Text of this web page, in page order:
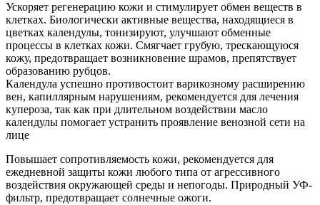
Ускоряет регенерацию кожи и стимулирует обмен веществ в
клетках. Биологически активные вещества, находящиеся в
цветках календулы, тонизируют, улучшают обменные
процессы в клетках кожи. Смягчает грубую, трескающуюся
кожу, предотвращает возникновение шрамов, препятствует
образованию рубцов.
Календула успешно противостоит варикозному расширению
вен, капиллярным нарушениям, рекомендуется для лечения
купероза, так как при длительном воздействии масло
календулы помогает устранить проявление венозной сети на
лице
Повышает сопротивляемость кожи, рекомендуется для
ежедневной защиты кожи любого типа от агрессивного
воздействия окружающей среды и непогоды. Природный УФ-
фильтр, предотвращает солнечные ожоги.